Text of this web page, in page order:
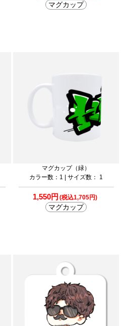
マグカップ
マグカップ（緑）
カラー数：1 | サイズ数： 1
1,550円 (税込1,705円)
マグカップ